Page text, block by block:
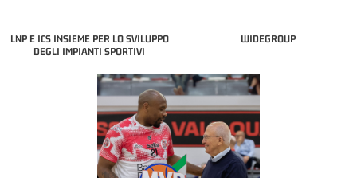
LNP E ICS INSIEME PER LO SVILUPPO
DEGLI IMPIANTI SPORTIVI
WIDEGROUP